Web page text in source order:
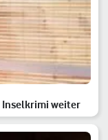
Inselkrimi weiter